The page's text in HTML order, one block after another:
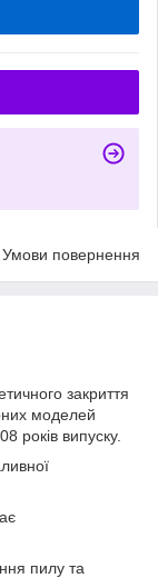
Умови повернення
закриття
моделей
років випуску.
пилу та